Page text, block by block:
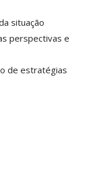
situação
perspectivas e
de estratégias